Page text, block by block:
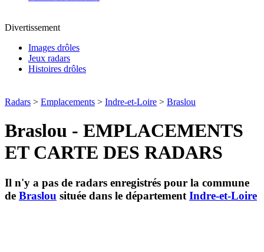
Divertissement
Images drôles
Jeux radars
Histoires drôles
Radars > Emplacements > Indre-et-Loire > Braslou
Braslou - EMPLACEMENTS
ET CARTE DES RADARS
Il n'y a pas de radars enregistrés pour la commune
de Braslou située dans le département Indre-et-Loire